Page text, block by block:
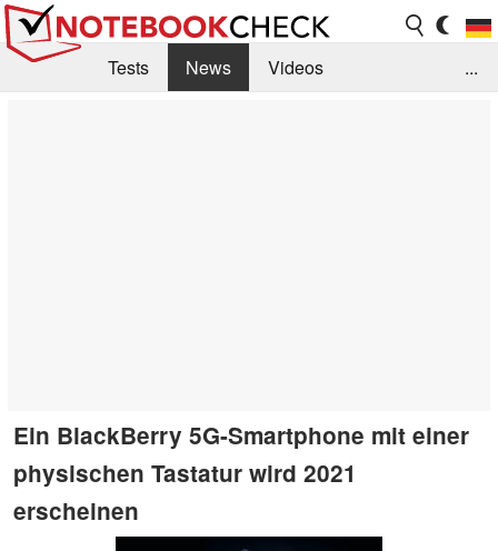
Tests News
Videos
...
Ein BlackBerry 5G-Smartphone mit einer
physischen Tastatur wird 2021
erscheinen